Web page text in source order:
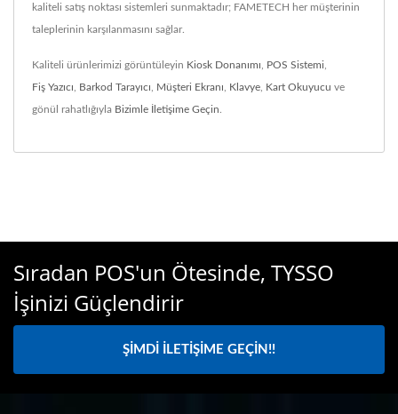
kaliteli satış noktası sistemleri sunmaktadır; FAMETECH her müşterinin
taleplerinin karşılanmasını sağlar.
Kaliteli ürünlerimizi görüntüleyin Kiosk Donanımı POS Sistemi
Fiş Yazıcı Barkod Tarayıcı Müşteri Ekranı Klavye Kart Okuyucu ve
gönül rahatlığıyla Bizimle İletişime Geçin
Sıradan POS'un Ötesinde, TYSSO
İşinizi Güçlendirir
ŞIMDI İLETIŞIME GEÇIN!!